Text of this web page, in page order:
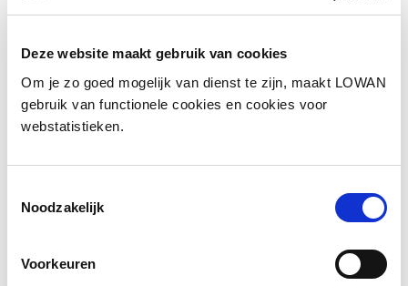
Deze website maakt gebruik van cookies
Om je zo goed mogelijk van dienst te zijn, maakt LOWAN
gebruik van functionele cookies en cookies voor
webstatistieken.
Noodzakelijk
Voorkeuren
Spreker: Binyam Andebrhan
Jaar van uitgave: 2018
Bekijk de opname